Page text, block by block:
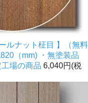
ルナット柾目 】（無料
（mm) ・無塗装品
場の商品 6,040円(税